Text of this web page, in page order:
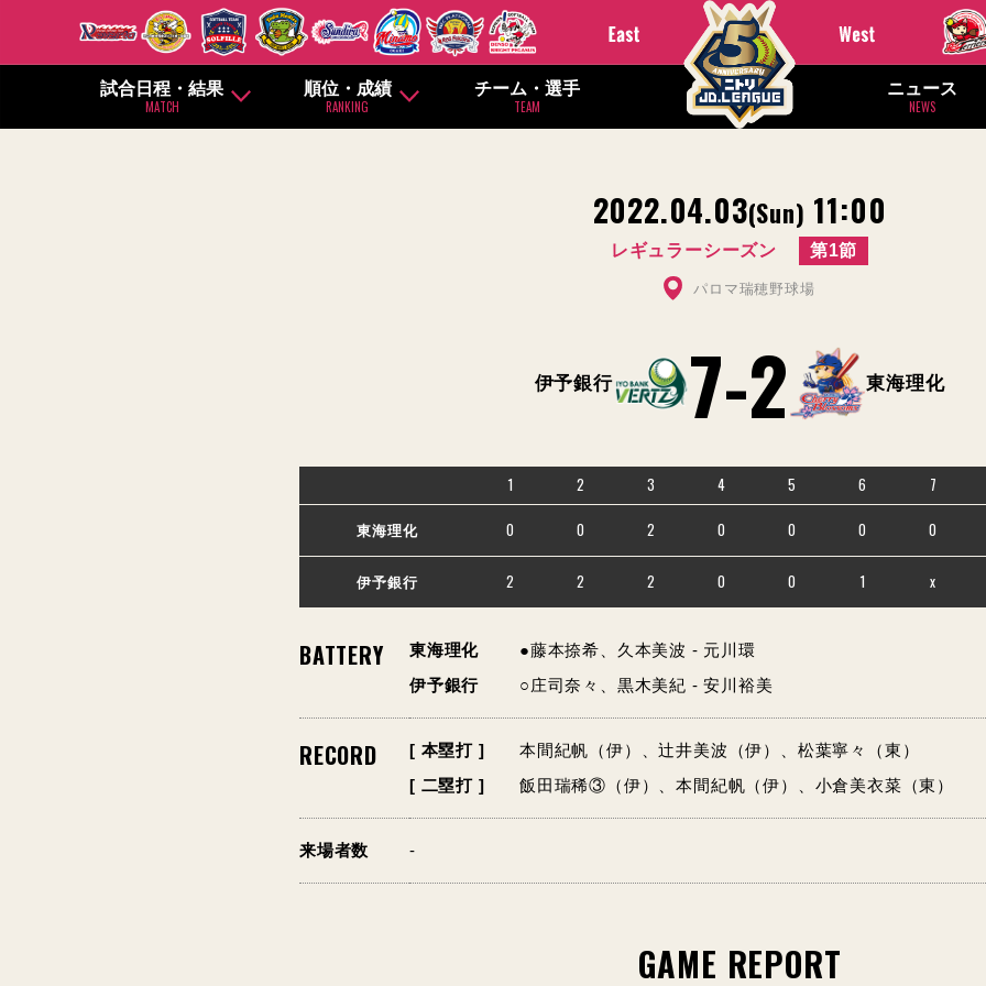
試合日程・結果
MATCH
順位・成績
RANKING
チーム・選手
TEAM
ニュース
NEWS
2022.04.03(Sun) 11:00
レギュラーシーズン 第1節
パロマ瑞穂野球場
伊予銀行 7-2 東海理化
1 2 3 4 5 6 7
東海理化 0 0 2 0 0 0 0
伊予銀行 2 2 2 0 0 1 x
BATTERY 東海理化
●藤本捺希、久本美波 - 元川環
伊予銀行
○庄司奈々、黒木美紀 - 安川裕美
RECORD [ 本塁打 ]
本間紀帆（伊）、辻井美波（伊）、松葉寧々（東）
[ 二塁打 ]
飯田瑞稀③（伊）、本間紀帆（伊）、小倉美衣菜（東）
来場者数 -
GAME REPORT